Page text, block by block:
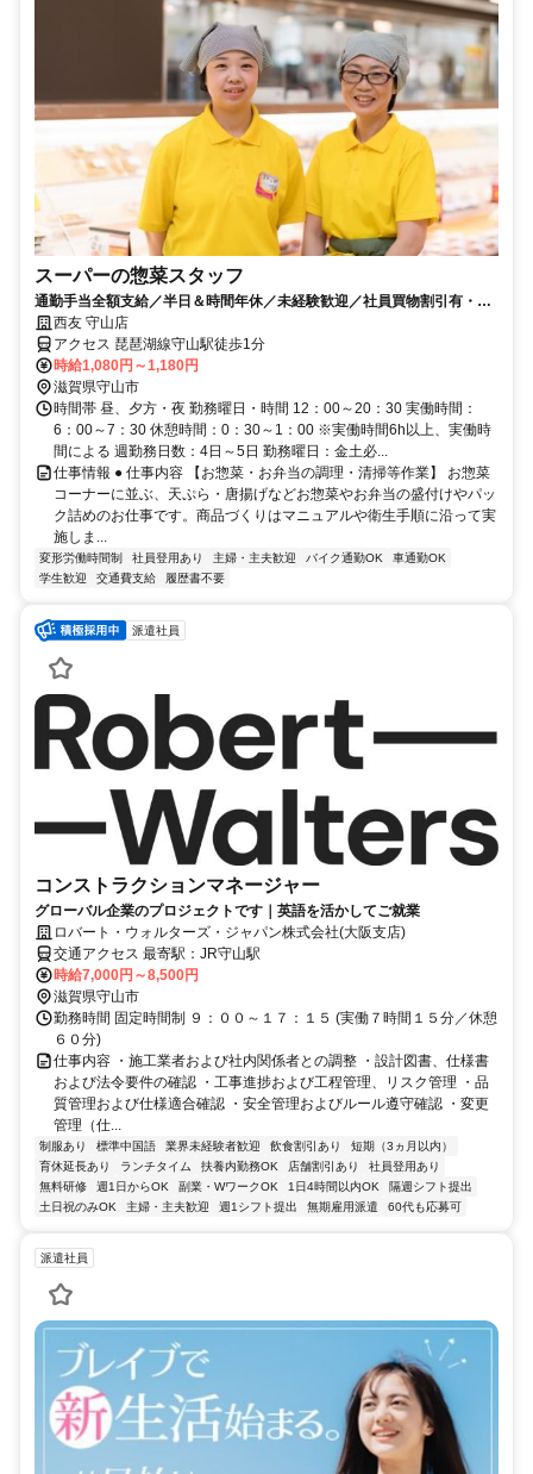
スーパーの惣菜スタッフ
通勤手当全額支給／半日＆時間年休／未経験歓迎／社員買物割引有・仕
事終わりにお得にお買物☆
西友 守山店
アクセス 琵琶湖線守山駅徒歩1分
時給1,080円～1,180円
滋賀県守山市
時間帯 昼、夕方・夜 勤務曜日・時間 12：00～20：30 実働時間：
6：00～7：30 休憩時間：0：30～1：00 ※実働時間6h以上、実働時
間による 週勤務日数：4日～5日 勤務曜日：金土必...
仕事情報 ● 仕事内容 【お惣菜・お弁当の調理・清掃等作業】 お惣菜
コーナーに並ぶ、天ぷら・唐揚げなどお惣菜やお弁当の盛付けやパッ
ク詰めのお仕事です。商品づくりはマニュアルや衛生手順に沿って実
施しま...
変形労働時間制 社員登用あり 主婦・主夫歓迎 バイク通勤OK
車通勤OK
学生歓迎
交通費支給 履歴書不要
派遣社員
コンストラクションマネージャー
グローバル企業のプロジェクトです｜英語を活かしてご就業
ロバート・ウォルターズ・ジャパン株式会社(大阪支店)
交通アクセス 最寄駅：JR守山駅
時給7,000円～8,500円
滋賀県守山市
勤務時間 固定時間制 ９：００～１７：１５ (実働７時間１５分／休憩
６０分)
仕事内容 ・施工業者および社内関係者との調整 ・設計図書、仕様書
および法令要件の確認 ・工事進捗および工程管理、リスク管理 ・品
質管理および仕様適合確認 ・安全管理およびルール遵守確認 ・変更
管理（仕...
制服あり 標準中国語 業界未経験者歓迎 飲食割引あり
短期（3ヵ月以内）
育休延長あり
ランチタイム 扶養内勤務OK 店舗割引あり
社員登用あり
無料研修
週1日からOK 副業・WワークOK 1日4時間以内OK
隔週シフト提出
土日祝のみOK
主婦・主夫歓迎 週1シフト提出 無期雇用派遣 60代も応募可
派遣社員